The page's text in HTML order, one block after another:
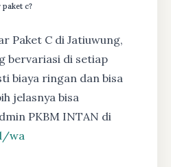
paket c?
Paket C di Jatiuwung,
bervariasi di setiap
biaya ringan dan bisa
jelasnya bisa
PKBM INTAN di
wa